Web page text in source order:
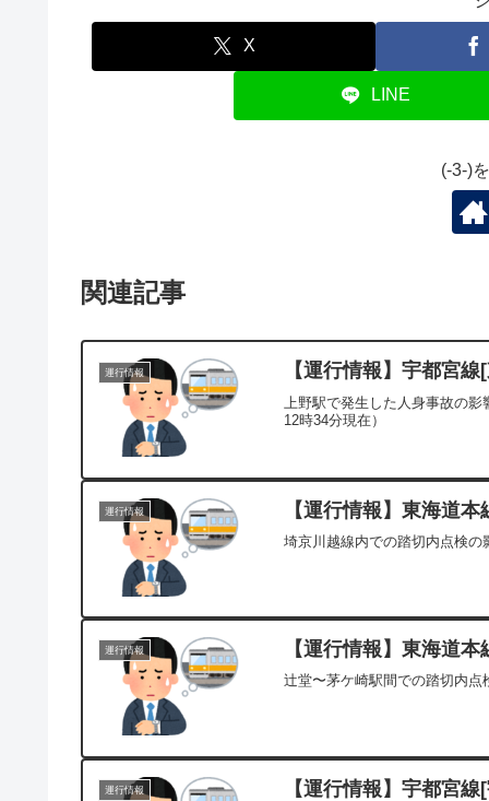
X
LINE
(-3-)
関連記事
運行情報 【運行情報】宇都宮
上野駅で発生した人身事故の
12時34分現在）
運行情報 【運行情報】東海道
埼京川越線内での踏切内点検の
運行情報 【運行情報】東海道
辻堂〜茅ケ崎駅間での踏切内点
運行情報 【運行情報】宇都宮